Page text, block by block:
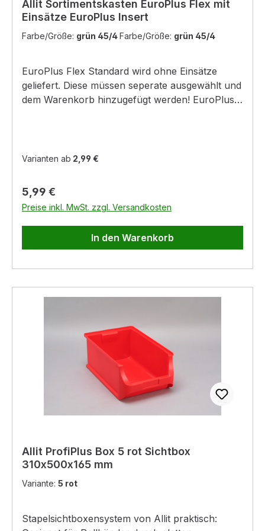
Allit Sortimentskasten EuroPlus Flex mit
Einsätze EuroPlus Insert
Farbe/Größe: grün 45/4Farbe/Größe: grün 45/4
EuroPlus Flex Standard wird ohne Einsätze
geliefert. Diese müssen seperate ausgewählt und
dem Warenkorb hinzugefügt werden! EuroPlus
x T x H) Fächermaß: 2 Fächer 4,3 x 4,2 x 4,2
herausnehmbaren Einsatzboxen - stabilen
Schnappverschlüsse - Einsatzboxen in
verschieden Größen erhältlich - Skalen-Einsatz
mit cm/inch - recyclingfähiges und
Standard wird ohne Einsätze geliefert! Diese
müssen seperate ausgewählt und dem
Warenkorb hinzugefügt werden! 45-1 rot:
48 x 42 mm 45-2 gelb Außenmaße: 54 x 108 x
45 mm Innenmaße: 48 x 101 x 42 mm 45-3 blau
x 105 x432 mm 45-4 grün Außenmaße: 108 x
162 x 45 mm Innenmaße: 101 x 155 x 42 mm Alle
Einsätze können auch einzeln bestellt werden.
Varianten ab 2,99 €
Regulärer Preis:
5,99 €
Preise inkl. MwSt. zzgl. Versandkosten
In den Warenkorb
Allit ProfiPlus Box 5 rot Sichtbox
310x500x165 mm
Variante: 5 rot
Stapelsichtboxensystem von Allit praktisch: